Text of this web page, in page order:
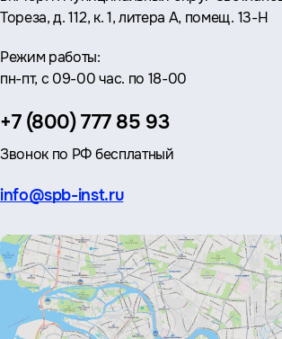
Тореза, д. 112, к. 1, литера А, помещ. 13-Н
Режим работы:
пн-пт, с 09-00 час. по 18-00
Телефон:
+7 (800) 777 85 93
Звонок по РФ бесплатный
Эл.
info@spb-inst.ru